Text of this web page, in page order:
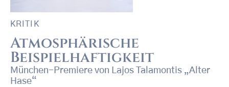
KRITIK
Atmosphärische
Beispielhaftigkeit
München-Premiere von Lajos Talamontis „Alter
Hase“